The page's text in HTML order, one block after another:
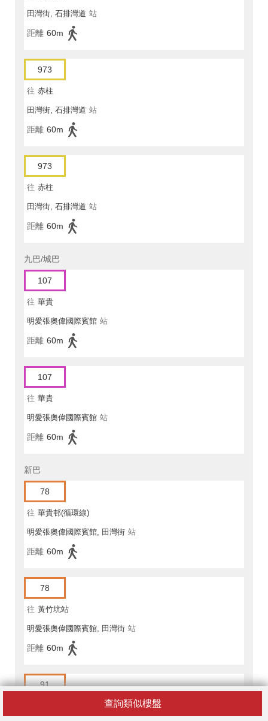
查詢類似樓盤
田灣街, 石排灣道 站
距離 60m
973
往 赤柱
田灣街, 石排灣道 站
距離 60m
973
往 赤柱
田灣街, 石排灣道 站
距離 60m
九巴/城巴
107
往 華貴
明愛張奧偉國際賓館 站
距離 60m
107
往 華貴
明愛張奧偉國際賓館 站
距離 60m
新巴
78
往 華貴邨(循環線)
明愛張奧偉國際賓館, 田灣街 站
距離 60m
78
往 黃竹坑站
明愛張奧偉國際賓館, 田灣街 站
距離 60m
91